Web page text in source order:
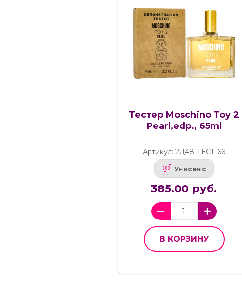
Тестер Moschino Toy 2
Pearl,edp., 65ml
Артикул: 2Д48-ТЕСТ-66
Унисекс
385.00 руб.
В КОРЗИНУ